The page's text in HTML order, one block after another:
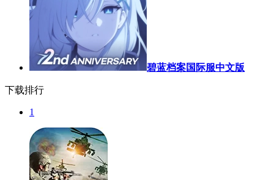
碧蓝档案国际服中文版
下载排行
1